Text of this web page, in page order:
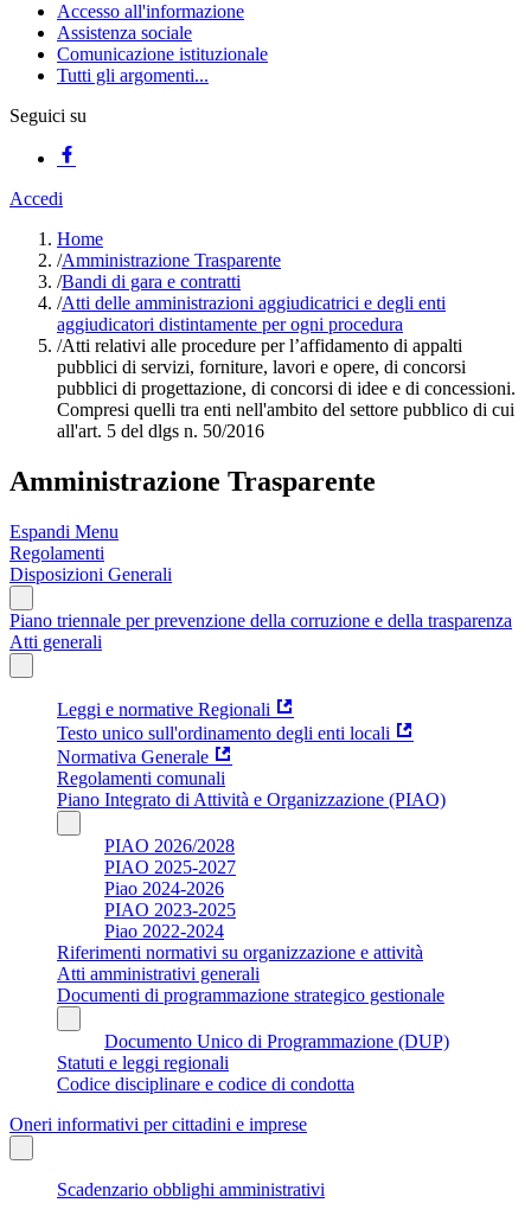
Accesso all'informazione
Assistenza sociale
Comunicazione istituzionale
Tutti gli argomenti...
Seguici su
Accedi
Home
/Amministrazione Trasparente
/Bandi di gara e contratti
/Atti delle amministrazioni aggiudicatrici e degli enti
aggiudicatori distintamente per ogni procedura
/Atti relativi alle procedure per l’affidamento di appalti
pubblici di servizi, forniture, lavori e opere, di concorsi
pubblici di progettazione, di concorsi di idee e di concessioni.
Compresi quelli tra enti nell'ambito del settore pubblico di cui
all'art. 5 del dlgs n. 50/2016
Amministrazione Trasparente
Espandi Menu
Regolamenti
Disposizioni Generali
Piano triennale per prevenzione della corruzione e della trasparenza
Atti generali
Leggi e normative Regionali
Testo unico sull'ordinamento degli enti locali
Normativa Generale
Regolamenti comunali
Piano Integrato di Attività e Organizzazione (PIAO)
PIAO 2026/2028
PIAO 2025-2027
Piao 2024-2026
PIAO 2023-2025
Piao 2022-2024
Riferimenti normativi su organizzazione e attività
Atti amministrativi generali
Documenti di programmazione strategico gestionale
Documento Unico di Programmazione (DUP)
Statuti e leggi regionali
Codice disciplinare e codice di condotta
Oneri informativi per cittadini e imprese
Scadenzario obblighi amministrativi